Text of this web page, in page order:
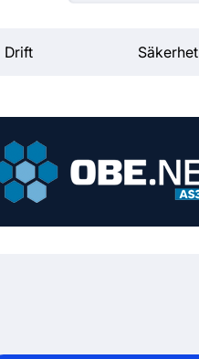
Drift Säkerhet